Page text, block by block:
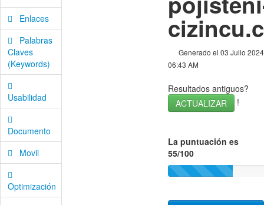
Enlaces
Palabras
Claves
(Keywords)
Usabilidad
Documento
Movil
Optimización
Generado el 03 Julio 2024
06:43 AM
Resultados antiguos?
ACTUALIZAR
!
La puntuación es
55/100